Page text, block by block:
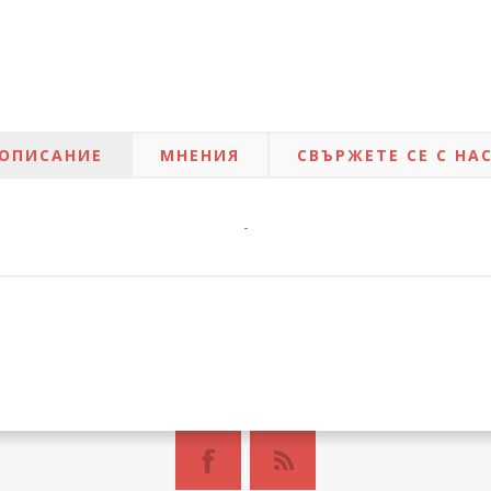
МНЕНИЯ СВЪРЖЕТЕ СЕ С
-